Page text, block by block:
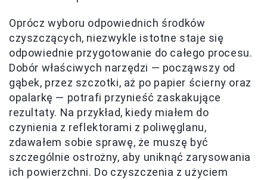
Oprócz wyboru odpowiednich środków
czyszczących, niezwykle istotne staje się
odpowiednie przygotowanie do całego procesu.
Dobór właściwych narzędzi — począwszy od
gąbek, przez szczotki, aż po papier ścierny oraz
opalarkę — potrafi przynieść zaskakujące
rezultaty. Na przykład, kiedy miałem do
czynienia z reflektorami z poliwęglanu,
zdawałem sobie sprawę, że muszę być
szczególnie ostrożny, aby uniknąć zarysowania
ich powierzchni. Do czyszczenia z użyciem